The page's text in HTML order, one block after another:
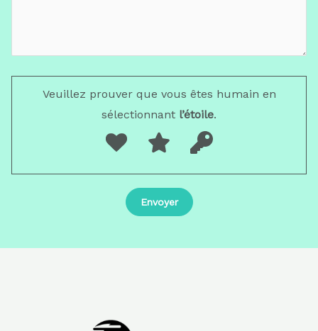
Veuillez prouver que vous êtes humain en
sélectionnant l’étoile.